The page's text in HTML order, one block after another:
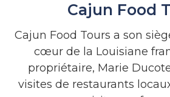
Cajun Food
Cajun Food Tours a son
cœur de la Louisiane
propriétaire, Marie
visites de restaurants